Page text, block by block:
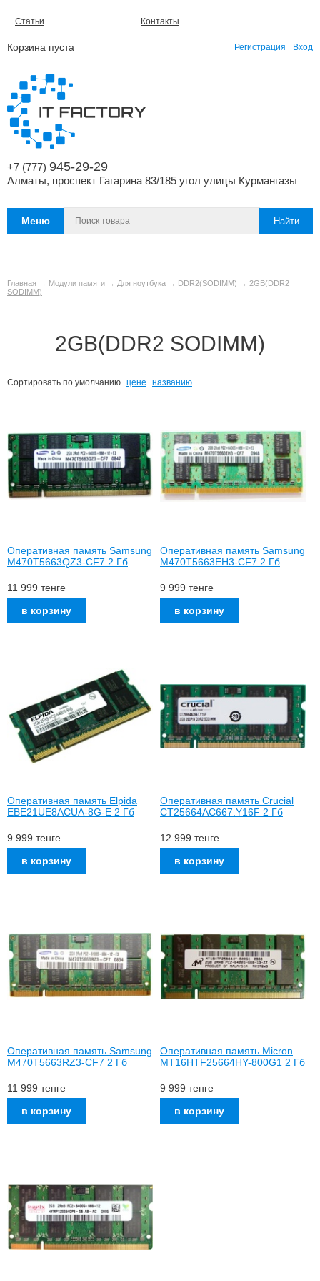
Статьи Контакты
Корзина пуста Регистрация Вход
+7 (777) 945-29-29
Алматы, проспект Гагарина 83/185 угол улицы Курмангазы
Меню
Главная → Модули памяти → Для ноутбука → DDR2(SODIMM) → 2GB(DDR2
SODIMM)
2GB(DDR2 SODIMM)
Сортировать по умолчанию цене названию
Оперативная память Samsung
M470T5663QZ3-CF7 2 Гб
11 999 тенге
Оперативная память Samsung
M470T5663EH3-CF7 2 Гб
9 999 тенге
Оперативная память Elpida
EBE21UE8ACUA-8G-E 2 Гб
9 999 тенге
Оперативная память Crucial
CT25664AC667.Y16F 2 Гб
12 999 тенге
Оперативная память Samsung
M470T5663RZ3-CF7 2 Гб
11 999 тенге
Оперативная память Micron
MT16HTF25664HY-800G1 2 Гб
9 999 тенге